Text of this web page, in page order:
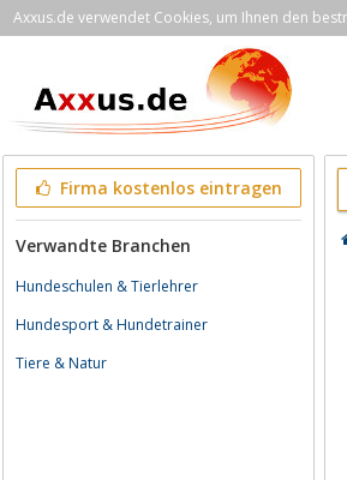
Axxus.de verwendet Cookies, um Ihnen den
Firma kostenlos eintragen
Verwandte Branchen
Hundeschulen & Tierlehrer
Hundesport & Hundetrainer
Tiere & Natur